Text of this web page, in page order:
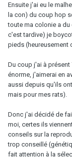
Ensuite j'ai eu le
la con) du coup hop
toute ma colonie a
c'est tardive) je
pieds (heureusement
Du coup j'ai à présent
énorme, j'aimerai en
aussi depuis qu'ils
mais pour mes rats).
Donc j'ai décidé de
moi, certes ils
conseils sur la
trop conseillé
fait attention à la